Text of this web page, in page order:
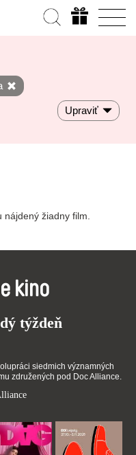
Upraviť
žiadny film.
kino
týždeň
siedmich významných
združených pod Doc Alliance.